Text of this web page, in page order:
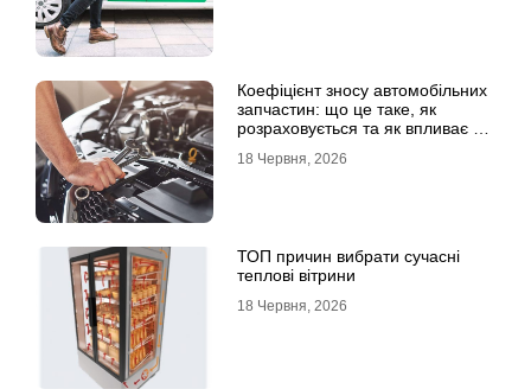
Коефіцієнт зносу автомобільних
запчастин: що це таке, як
розраховується та як впливає на
18 Червня, 2026
ТОП причин вибрати сучасні
теплові вітрини
18 Червня, 2026